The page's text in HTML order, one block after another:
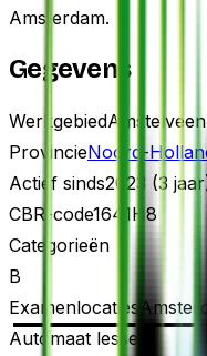
Amsterdam.
Gegevens
WerkgebiedAmstelveen
ProvincieNoord-
Actief sinds2023 (3
CBR-code1641H8
Categorieën
B
Examenlocaties
Automaat lessen